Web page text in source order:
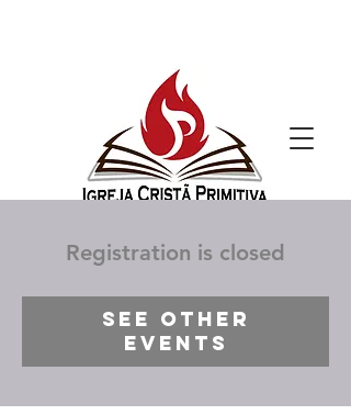
Registration is closed
See other
events